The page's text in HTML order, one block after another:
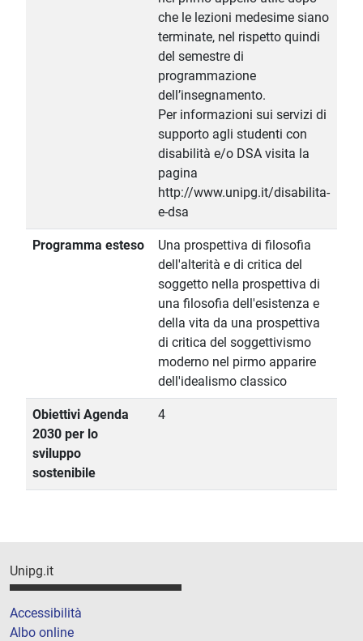
che le lezioni medesime siano
terminate, nel rispetto quindi
del semestre di
programmazione
dell’insegnamento.
Per informazioni sui servizi di
supporto agli studenti con
disabilità e/o DSA visita la
pagina
http://www.unipg.it/disabilita-
e-dsa
Programma esteso
Una prospettiva di filosofia
dell'alterità e di critica del
soggetto nella prospettiva di
una filosofia dell'esistenza e
della vita da una prospettiva
di critica del soggettivismo
moderno nel pirmo apparire
dell'idealismo classico
Obiettivi Agenda
2030 per lo
sviluppo
sostenibile
4
Unipg.it
Accessibilità
Albo online